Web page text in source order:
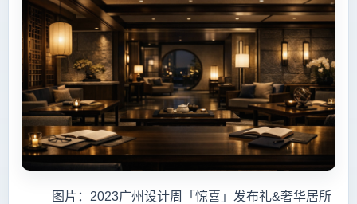
图片：2023广州设计周「惊喜」发布礼&奢华居所